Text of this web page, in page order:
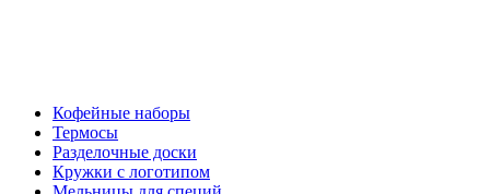
Кофейные наборы
Термосы
Разделочные доски
Кружки с логотипом